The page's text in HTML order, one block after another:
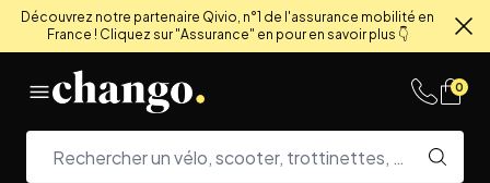
Découvrez notre partenaire Qivio, n°1 de l'assurance mobilité en
France ! Cliquez sur "Assurance" en pour en savoir plus 👇
0